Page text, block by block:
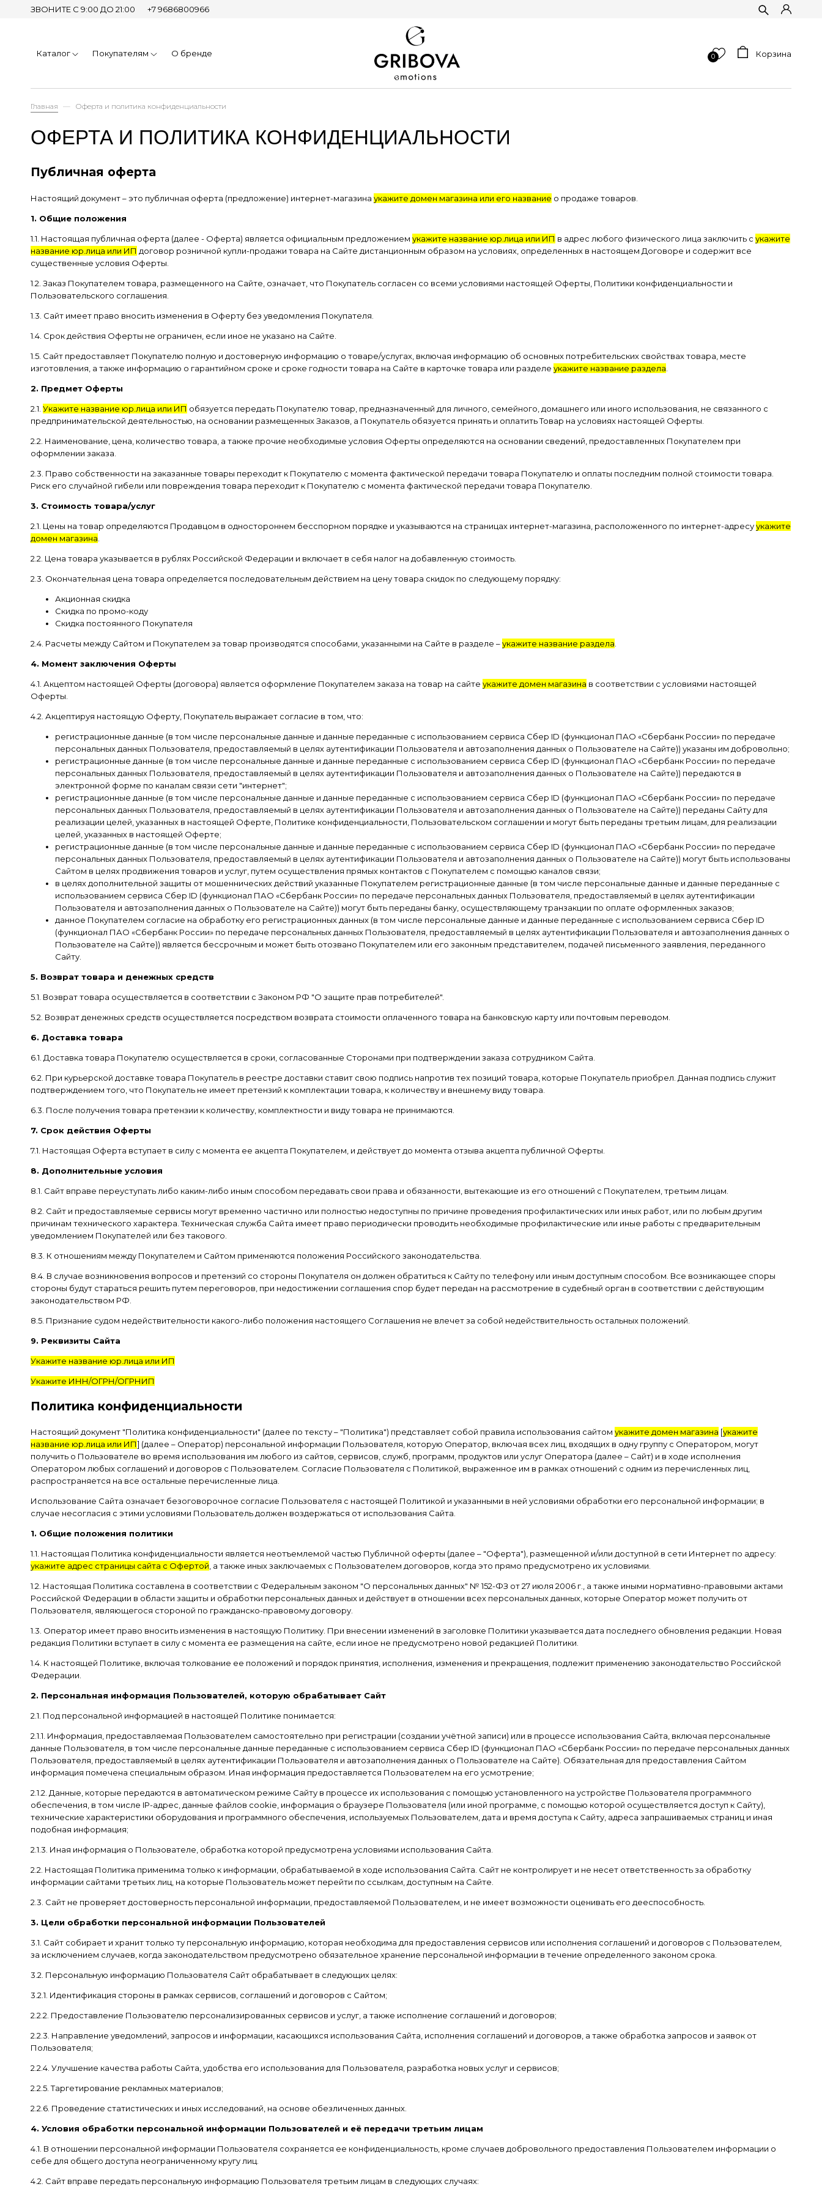
ЗВОНИТЕ С 9:00 ДО 21:00 +7 9686800966
Каталог Покупателям О бренде 0 Корзина
Главная Оферта и политика конфиденциальности
ОФЕРТА И ПОЛИТИКА КОНФИДЕНЦИАЛЬНОСТИ
Публичная оферта
Настоящий документ – это публичная оферта (предложение) интернет-магазина укажите домен магазина или его название о продаже товаров.
1. Общие положения
1.1. Настоящая публичная оферта (далее - Оферта) является официальным предложением укажите название юр.лица или ИП в адрес любого физического лица заключить с укажите
название юр.лица или ИП договор розничной купли-продажи товара на Сайте дистанционным образом на условиях, определенных в настоящем Договоре и содержит все
существенные условия Оферты.
1.2. Заказ Покупателем товара, размещенного на Сайте, означает, что Покупатель согласен со всеми условиями настоящей Оферты, Политики конфиденциальности и
Пользовательского соглашения.
1.3. Сайт имеет право вносить изменения в Оферту без уведомления Покупателя.
1.4. Срок действия Оферты не ограничен, если иное не указано на Сайте.
1.5. Сайт предоставляет Покупателю полную и достоверную информацию о товаре/услугах, включая информацию об основных потребительских свойствах товара, месте
изготовления, а также информацию о гарантийном сроке и сроке годности товара на Сайте в карточке товара или разделе укажите название раздела
2. Предмет Оферты
2.1. Укажите название юр.лица или ИП обязуется передать Покупателю товар, предназначенный для личного, семейного, домашнего или иного использования, не связанного с
предпринимательской деятельностью, на основании размещенных Заказов, а Покупатель обязуется принять и оплатить Товар на условиях настоящей Оферты.
2.2. Наименование, цена, количество товара, а также прочие необходимые условия Оферты определяются на основании сведений, предоставленных Покупателем при
оформлении заказа.
2.3. Право собственности на заказанные товары переходит к Покупателю с момента фактической передачи товара Покупателю и оплаты последним полной стоимости товара.
Риск его случайной гибели или повреждения товара переходит к Покупателю с момента фактической передачи товара Покупателю.
3. Стоимость товара/услуг
2.1. Цены на товар определяются Продавцом в одностороннем бесспорном порядке и указываются на страницах интернет-магазина, расположенного по интернет-адресуукажите
домен магазина
2.2. Цена товара указывается в рублях Российской Федерации и включает в себя налог на добавленную стоимость.
2.3. Окончательная цена товара определяется последовательным действием на цену товара скидок по следующему порядку:
Акционная скидка
Скидка по промо-коду
Скидка постоянного Покупателя
2.4. Расчеты между Сайтом и Покупателем за товар производятся способами, указанными на Сайте в разделе –укажите название раздела
4. Момент заключения Оферты
4.1. Акцептом настоящей Оферты (договора) является оформление Покупателем заказа на товар на сайте укажите домен магазина в соответствии с условиями настоящей
Оферты.
4.2. Акцептируя настоящую Оферту, Покупатель выражает согласие в том, что:
регистрационные данные (в том числе персональные данные и данные переданные с использованием сервиса Сбер ID (функционал ПАО «Сбербанк России» по передаче
персональных данных Пользователя, предоставляемый в целях аутентификации Пользователя и автозаполнения данных о Пользователе на Сайте)) указаны им добровольно;
регистрационные данные (в том числе персональные данные и данные переданные с использованием сервиса Сбер ID (функционал ПАО «Сбербанк России» по передаче
персональных данных Пользователя, предоставляемый в целях аутентификации Пользователя и автозаполнения данных о Пользователе на Сайте)) передаются в
электронной форме по каналам связи сети "интернет";
регистрационные данные (в том числе персональные данные и данные переданные с использованием сервиса Сбер ID (функционал ПАО «Сбербанк России» по передаче
персональных данных Пользователя, предоставляемый в целях аутентификации Пользователя и автозаполнения данных о Пользователе на Сайте)) переданы Сайту для
реализации целей, указанных в настоящей Оферте, Политике конфиденциальности, Пользовательском соглашении и могут быть переданы третьим лицам, для реализации
целей, указанных в настоящей Оферте;
регистрационные данные (в том числе персональные данные и данные переданные с использованием сервиса Сбер ID (функционал ПАО «Сбербанк России» по передаче
персональных данных Пользователя, предоставляемый в целях аутентификации Пользователя и автозаполнения данных о Пользователе на Сайте)) могут быть использованы
Сайтом в целях продвижения товаров и услуг, путем осуществления прямых контактов с Покупателем с помощью каналов связи;
в целях дополнительной защиты от мошеннических действий указанные Покупателем регистрационные данные (в том числе персональные данные и данные переданные с
использованием сервиса Сбер ID (функционал ПАО «Сбербанк России» по передаче персональных данных Пользователя, предоставляемый в целях аутентификации
Пользователя и автозаполнения данных о Пользователе на Сайте)) могут быть переданы банку, осуществляющему транзакции по оплате оформленных заказов;
данное Покупателем согласие на обработку его регистрационных данных (в том числе персональные данные и данные переданные с использованием сервиса Сбер ID
(функционал ПАО «Сбербанк России» по передаче персональных данных Пользователя, предоставляемый в целях аутентификации Пользователя и автозаполнения данных о
Пользователе на Сайте)) является бессрочным и может быть отозвано Покупателем или его законным представителем, подачей письменного заявления, переданного
Сайту.
5. Возврат товара и денежных средств
5.1. Возврат товара осуществляется в соответствии с Законом РФ "О защите прав потребителей".
5.2. Возврат денежных средств осуществляется посредством возврата стоимости оплаченного товара на банковскую карту или почтовым переводом.
6. Доставка товара
6.1. Доставка товара Покупателю осуществляется в сроки, согласованные Сторонами при подтверждении заказа сотрудником Сайта.
6.2. При курьерской доставке товара Покупатель в реестре доставки ставит свою подпись напротив тех позиций товара, которые Покупатель приобрел. Данная подпись служит
подтверждением того, что Покупатель не имеет претензий к комплектации товара, к количеству и внешнему виду товара.
6.3. После получения товара претензии к количеству, комплектности и виду товара не принимаются.
7. Срок действия Оферты
7.1. Настоящая Оферта вступает в силу с момента ее акцепта Покупателем, и действует до момента отзыва акцепта публичной Оферты.
8. Дополнительные условия
8.1. Сайт вправе переуступать либо каким-либо иным способом передавать свои права и обязанности, вытекающие из его отношений с Покупателем, третьим лицам.
8.2. Сайт и предоставляемые сервисы могут временно частично или полностью недоступны по причине проведения профилактических или иных работ, или по любым другим
причинам технического характера. Техническая служба Сайта имеет право периодически проводить необходимые профилактические или иные работы с предварительным
уведомлением Покупателей или без такового.
8.3. К отношениям между Покупателем и Сайтом применяются положения Российского законодательства.
8.4. В случае возникновения вопросов и претензий со стороны Покупателя он должен обратиться к Сайту по телефону или иным доступным способом. Все возникающее споры
стороны будут стараться решить путем переговоров, при недостижении соглашения спор будет передан на рассмотрение в судебный орган в соответствии с действующим
законодательством РФ.
8.5. Признание судом недействительности какого-либо положения настоящего Соглашения не влечет за собой недействительность остальных положений.
9. Реквизиты Сайта
Укажите название юр.лица или ИП
Укажите ИНН/ОГРН/ОГРНИП
Политика конфиденциальности
Настоящий документ "Политика конфиденциальности" (далее по тексту – "Политика") представляет собой правила использования сайтом укажите домен магазина [укажите
название юр.лица или ИП] (далее – Оператор) персональной информации Пользователя, которую Оператор, включая всех лиц, входящих в одну группу с Оператором, могут
получить о Пользователе во время использования им любого из сайтов, сервисов, служб, программ, продуктов или услуг Оператора (далее – Сайт) и в ходе исполнения
Оператором любых соглашений и договоров с Пользователем. Согласие Пользователя с Политикой, выраженное им в рамках отношений с одним из перечисленных лиц,
распространяется на все остальные перечисленные лица.
Использование Сайта означает безоговорочное согласие Пользователя с настоящей Политикой и указанными в ней условиями обработки его персональной информации; в
случае несогласия с этими условиями Пользователь должен воздержаться от использования Сайта.
1. Общие положения политики
1.1. Настоящая Политика конфиденциальности является неотъемлемой частью Публичной оферты (далее – "Оферта"), размещенной и/или доступной в сети Интернет по адресу:
укажите адрес страницы сайта с Офертой , а также иных заключаемых с Пользователем договоров, когда это прямо предусмотрено их условиями.
1.2. Настоящая Политика составлена в соответствии с Федеральным законом "О персональных данных" № 152-ФЗ от 27 июля 2006 г., а также иными нормативно-правовыми актами
Российской Федерации в области защиты и обработки персональных данных и действует в отношении всех персональных данных, которые Оператор может получить от
Пользователя, являющегося стороной по гражданско-правовому договору.
1.3. Оператор имеет право вносить изменения в настоящую Политику. При внесении изменений в заголовке Политики указывается дата последнего обновления редакции. Новая
редакция Политики вступает в силу с момента ее размещения на сайте, если иное не предусмотрено новой редакцией Политики.
1.4. К настоящей Политике, включая толкование ее положений и порядок принятия, исполнения, изменения и прекращения, подлежит применению законодательство Российской
Федерации.
2. Персональная информация Пользователей, которую обрабатывает Сайт
2.1. Под персональной информацией в настоящей Политике понимается:
2.1.1. Информация, предоставляемая Пользователем самостоятельно при регистрации (создании учётной записи) или в процессе использования Сайта, включая персональные
данные Пользователя, в том числе персональные данные переданные с использованием сервиса Сбер ID (функционал ПАО «Сбербанк России» по передаче персональных данных
Пользователя, предоставляемый в целях аутентификации Пользователя и автозаполнения данных о Пользователе на Сайте). Обязательная для предоставления Сайтом
информация помечена специальным образом. Иная информация предоставляется Пользователем на его усмотрение;
2.1.2. Данные, которые передаются в автоматическом режиме Сайту в процессе их использования с помощью установленного на устройстве Пользователя программного
обеспечения, в том числе IP-адрес, данные файлов cookie, информация о браузере Пользователя (или иной программе, с помощью которой осуществляется доступ к Сайту),
технические характеристики оборудования и программного обеспечения, используемых Пользователем, дата и время доступа к Сайту, адреса запрашиваемых страниц и иная
подобная информация;
2.1.3. Иная информация о Пользователе, обработка которой предусмотрена условиями использования Сайта.
2.2. Настоящая Политика применима только к информации, обрабатываемой в ходе использования Сайта. Сайт не контролирует и не несет ответственность за обработку
информации сайтами третьих лиц, на которые Пользователь может перейти по ссылкам, доступным на Сайте.
2.3. Сайт не проверяет достоверность персональной информации, предоставляемой Пользователем, и не имеет возможности оценивать его дееспособность.
3. Цели обработки персональной информации Пользователей
3.1. Сайт собирает и хранит только ту персональную информацию, которая необходима для предоставления сервисов или исполнения соглашений и договоров с Пользователем,
за исключением случаев, когда законодательством предусмотрено обязательное хранение персональной информации в течение определенного законом срока.
3.2. Персональную информацию Пользователя Сайт обрабатывает в следующих целях:
3.2.1. Идентификация стороны в рамках сервисов, соглашений и договоров с Сайтом;
2.2.2. Предоставление Пользователю персонализированных сервисов и услуг, а также исполнение соглашений и договоров;
2.2.3. Направление уведомлений, запросов и информации, касающихся использования Сайта, исполнения соглашений и договоров, а также обработка запросов и заявок от
Пользователя;
2.2.4. Улучшение качества работы Сайта, удобства его использования для Пользователя, разработка новых услуг и сервисов;
2.2.5. Таргетирование рекламных материалов;
2.2.6. Проведение статистических и иных исследований, на основе обезличенных данных.
4. Условия обработки персональной информации Пользователей и её передачи третьим лицам
4.1. В отношении персональной информации Пользователя сохраняется ее конфиденциальность, кроме случаев добровольного предоставления Пользователем информации о
себе для общего доступа неограниченному кругу лиц.
4.2. Сайт вправе передать персональную информацию Пользователя третьим лицам в следующих случаях: